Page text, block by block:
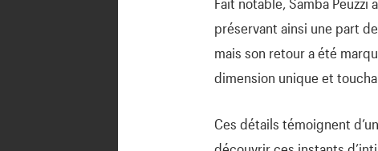
préservant ainsi une part
mais son retour a été
dimension unique et
Ces détails témoignent